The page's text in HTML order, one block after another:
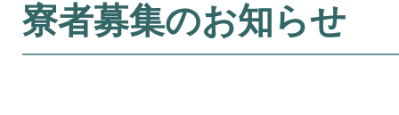
寮者募集のお知らせ